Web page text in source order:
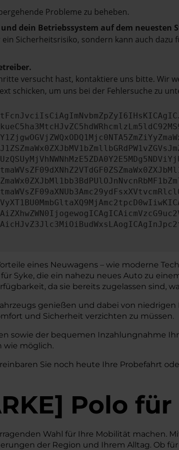
Probleme zu beheben.
dein Betriebssystem auf dem neuesten
Sicherheitsrisiko, sondern kann auch dazu
versucht hast, kontaktiere uns bitte. Wir
schicken, um uns bei der Fehlersuche zu
eines Neuwagens – wie moderne
Syke, die ein nahezu neues Auto zu
da sie bereits zugelassen sind,
genießen und dabei von
und Sicherheit verzichten zu müssen.
sowie der bequemen Inzahlungnahme
wie möglich.
Sie noch heute Ihre Probefahrt
] Polo für
Wahl für Ihre Mobilität machen.
der Region und Ihrem Alltag. Ob